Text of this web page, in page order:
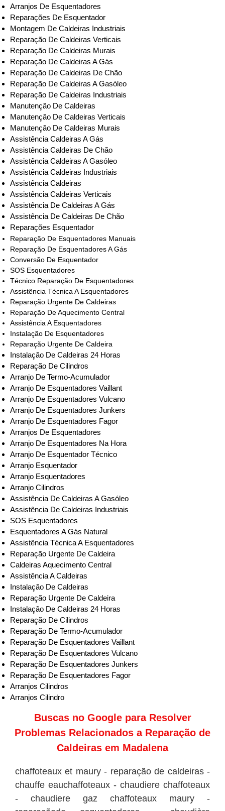
Arranjos De Esquentadores
Reparações De Esquentador
Montagem De Caldeiras Industriais
Reparação De Caldeiras Verticais
Reparação De Caldeiras Murais
Reparação De Caldeiras A Gás
Reparação De Caldeiras De Chão
Reparação De Caldeiras A Gasóleo
Reparação De Caldeiras Industriais
Manutenção De Caldeiras
Manutenção De Caldeiras Verticais
Manutenção De Caldeiras Murais
Assistência Caldeiras A Gás
Assistência Caldeiras De Chão
Assistência Caldeiras A Gasóleo
Assistência Caldeiras Industriais
Assistência Caldeiras
Assistência Caldeiras Verticais
Assistência De Caldeiras A Gás
Assistência De Caldeiras De Chão
Reparações Esquentador
Reparação De Esquentadores Manuais
Reparação De Esquentadores A Gás
Conversão De Esquentador
SOS Esquentadores
Técnico Reparação De Esquentadores
Assistência Técnica A Esquentadores
Reparação Urgente De Caldeiras
Reparação De Aquecimento Central
Assistência A Esquentadores
Instalação De Esquentadores
Reparação Urgente De Caldeira
Instalação De Caldeiras 24 Horas
Reparação De Cilindros
Arranjo De Termo-Acumulador
Arranjo De Esquentadores Vaillant
Arranjo De Esquentadores Vulcano
Arranjo De Esquentadores Junkers
Arranjo De Esquentadores Fagor
Arranjos De Esquentadores
Arranjo De Esquentadores Na Hora
Arranjo De Esquentador Técnico
Arranjo Esquentador
Arranjo Esquentadores
Arranjo Cilindros
Assistência De Caldeiras A Gasóleo
Assistência De Caldeiras Industriais
SOS Esquentadores
Esquentadores A Gás Natural
Assistência Técnica A Esquentadores
Reparação Urgente De Caldeira
Caldeiras Aquecimento Central
Assistência A Caldeiras
Instalação De Caldeiras
Reparação Urgente De Caldeira
Instalação De Caldeiras 24 Horas
Reparação De Cilindros
Reparação De Termo-Acumulador
Reparação De Esquentadores Vaillant
Reparação De Esquentadores Vulcano
Reparação De Esquentadores Junkers
Reparação De Esquentadores Fagor
Arranjos Cilindros
Arranjos Cilindro
Buscas no Google para Resolver
Problemas Relacionados a Reparação de
Caldeiras em Madalena
chaffoteaux et maury - reparação de caldeiras -
chauffe eauchaffoteaux - chaudiere chaffoteaux
- chaudiere gaz chaffoteaux maury -